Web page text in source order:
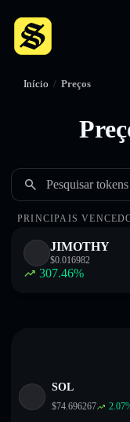
Deutsch
Início / Preços
Pesquisar
PRINCIPAIS
JIMOTHY
$0.016982
307.46%
SOL
$74.696267 2.07